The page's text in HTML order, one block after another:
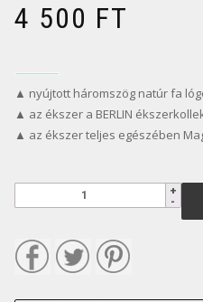
4 500 FT
▲ nyújtott háromszög natúr fa
▲ az ékszer a BERLIN
▲ az ékszer teljes egészében